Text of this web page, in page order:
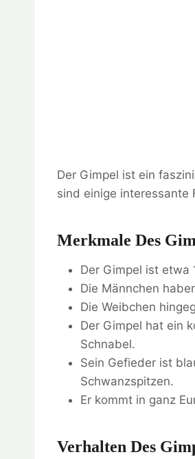
Der Gimpel ist ein
sind einige interessante
Merkmale Des
Der Gimpel ist etwa
Die Männchen
Die Weibchen
Der Gimpel hat ein
Schnabel.
Sein Gefieder ist
Schwanzspitzen.
Er kommt in ganz
Verhalten Des